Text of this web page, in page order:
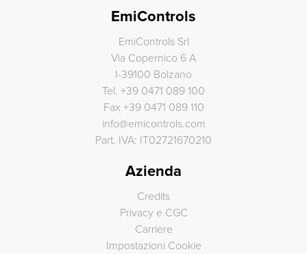
EmiControls
EmiControls Srl
Via Copernico 6 A
I-39100 Bolzano
Tel. +39 0471 089 100
Fax +39 0471 089 110
info@emicontrols.com
Part. IVA: IT02721670210
Azienda
Credits
Privacy e CGC
Carriere
Impostazioni Cookie